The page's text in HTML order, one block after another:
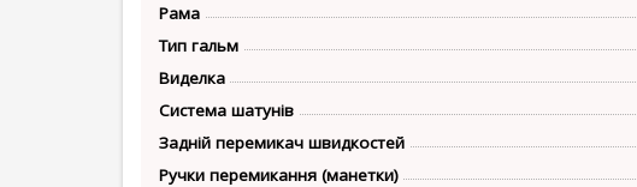
Рама
Тип гальм
Виделка
Система шатунів
Задній перемикач швидкостей
Ручки перемикання (манетки)